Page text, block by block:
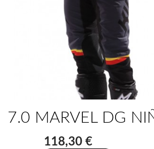
7.0 MARVEL DG
118,30 €